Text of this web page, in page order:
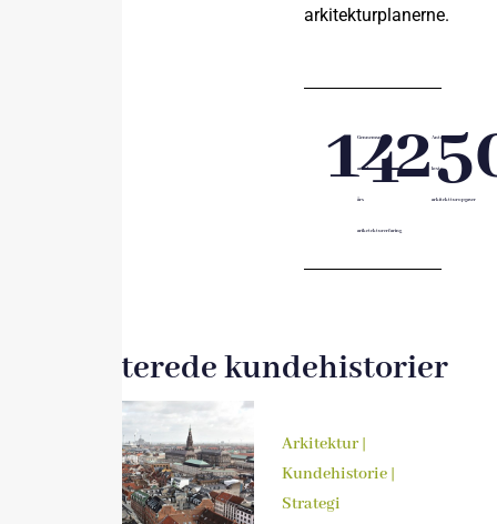
arkitekturplanerne.
14
Gennemsnitligt
antal
års
ariketekturerfaring
Antal
løste
arkitektturopgaver
Relaterede kundehistorier
Arkitektur|
Kundehistorie|
Strategi